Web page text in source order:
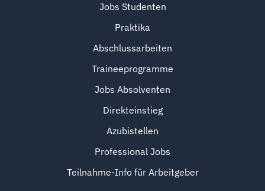
Jobs Studenten
Praktika
Abschlussarbeiten
Traineeprogramme
Jobs Absolventen
Direkteinstieg
Azubistellen
Professional Jobs
Teilnahme-Info für Arbeitgeber